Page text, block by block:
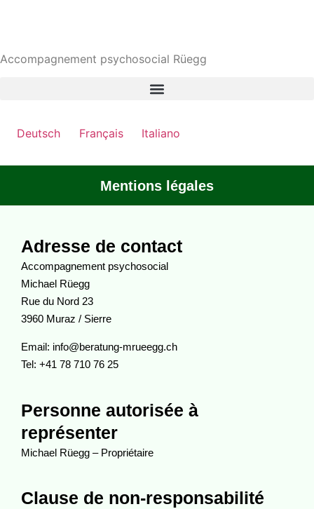
Accompagnement psychosocial Rüegg
Deutsch Français Italiano
Mentions légales
Adresse de contact
Accompagnement psychosocial
Michael Rüegg
Rue du Nord 23
3960 Muraz / Sierre
Email: info@beratung-mrueegg.ch
Tel: +41 78 710 76 25
Personne autorisée à
représenter
Michael Rüegg – Propriétaire
Clause de non-responsabilité